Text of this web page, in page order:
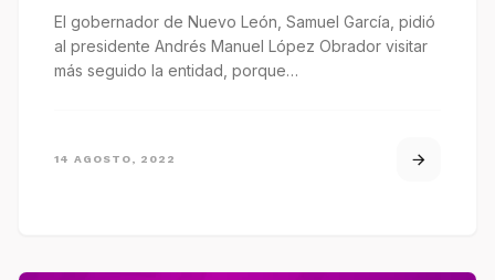
El gobernador de Nuevo León, Samuel García, pidió
al presidente Andrés Manuel López Obrador visitar
más seguido la entidad, porque…
14 AGOSTO, 2022